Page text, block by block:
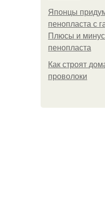
Японцы
пенопласта с
Плюсы и
пенопласта
Как строят
проволоки